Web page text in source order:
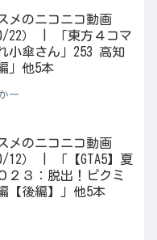
メのニコニコ動画
22） | 「東方４コマ
小傘さん」253 高知
」他5本
ー
メのニコニコ動画
12） | 「【GTA5】夏
２３：脱出！ピクミ
【後編】」他5本